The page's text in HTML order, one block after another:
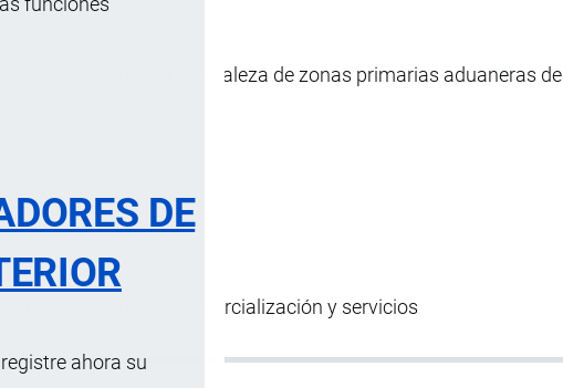
DE
ahora su
que tienen naturaleza de zonas primarias aduaneras de
industria, comercialización y servicios